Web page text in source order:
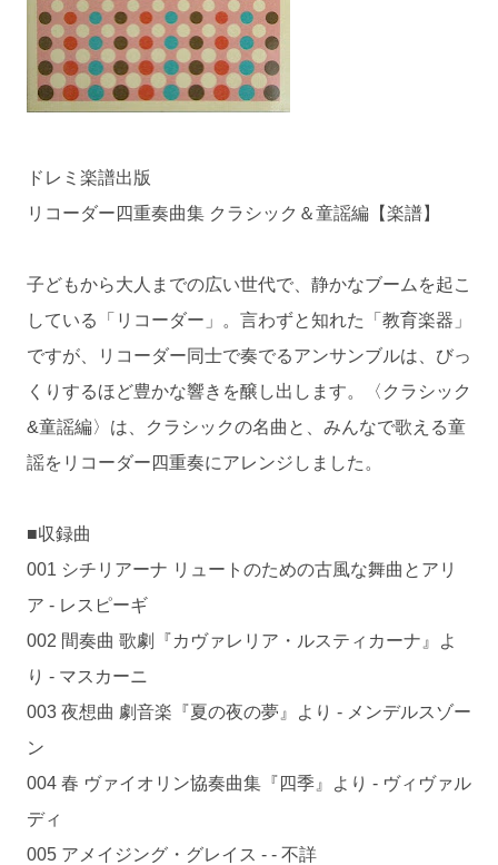
ドレミ楽譜出版
リコーダー四重奏曲集 クラシック＆童謡編【楽譜】
子どもから大人までの広い世代で、静かなブームを起こ
している「リコーダー」。言わずと知れた「教育楽器」
ですが、リコーダー同士で奏でるアンサンブルは、びっ
くりするほど豊かな響きを醸し出します。〈クラシック
&童謡編〉は、クラシックの名曲と、みんなで歌える童
謡をリコーダー四重奏にアレンジしました。
■収録曲
001 シチリアーナ リュートのための古風な舞曲とアリ
ア - レスピーギ
002 間奏曲 歌劇『カヴァレリア・ルスティカーナ』よ
り - マスカーニ
003 夜想曲 劇音楽『夏の夜の夢』より - メンデルスゾー
ン
004 春 ヴァイオリン協奏曲集『四季』より - ヴィヴァル
ディ
005 アメイジング・グレイス - - 不詳